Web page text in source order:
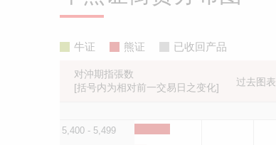
牛证 熊证 已收回产品
对沖期指張数
[括号内为相对前一交易日之变化]
过去图表
5,400 - 5,499